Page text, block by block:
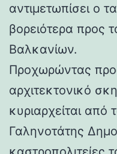
αντιμετωπίσει ο
βορειότερα προς
Βαλκανίων.
Προχωρώντας
αρχιτεκτονικό
κυριαρχείται
Γαληνοτάτης